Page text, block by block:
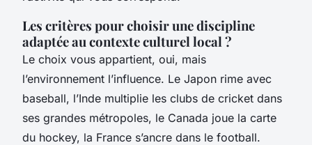
Les critères pour choisir une discipline
adaptée au contexte culturel local ?
Le choix vous appartient, oui, mais
l’environnement l’influence. Le Japon rime avec
baseball, l’Inde multiplie les clubs de cricket dans
ses grandes métropoles, le Canada joue la carte
du hockey, la France s’ancre dans le football.